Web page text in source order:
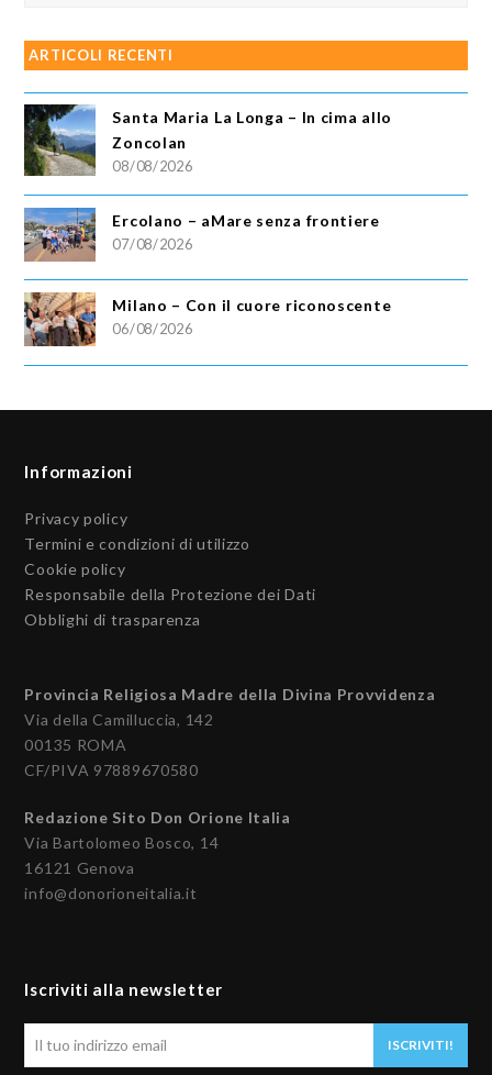
ARTICOLI RECENTI
Santa Maria La Longa – In cima allo
Zoncolan
08/08/2026
Ercolano – aMare senza frontiere
07/08/2026
Milano – Con il cuore riconoscente
06/08/2026
Informazioni
Privacy policy
Termini e condizioni di utilizzo
Cookie policy
Responsabile della Protezione dei Dati
Obblighi di trasparenza
Provincia Religiosa Madre della Divina Provvidenza
Via della Camilluccia, 142
00135 ROMA
CF/PIVA 97889670580
Redazione Sito Don Orione Italia
Via Bartolomeo Bosco, 14
16121 Genova
info@donorioneitalia.it
Iscriviti alla newsletter
ISCRIVITI!